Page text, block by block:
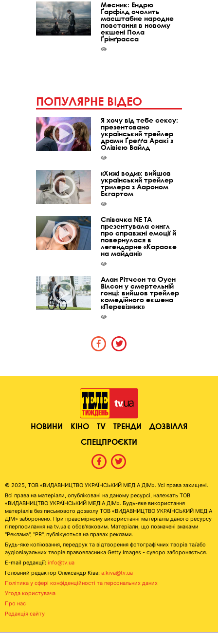
Месник: Ендрю
Ґарфілд очолить
масштабне народне
повстання в новому
екшені Пола
Ґрінґрасса
ПОПУЛЯРНЕ ВІДЕО
Я хочу від тебе сексу:
презентовано
український трейлер
драми Ґреґґа Аракі з
Олівією Вайлд
«Хижі води»: вийшов
український трейлер
трилера з Аароном
Екгартом
Співачка NE TA
презентувала сингл
про справжні емоції й
повернулася в
легендарне «Караоке
на майдані»
Алан Рітчсон та Оуен
Вілсон у смертельній
гонці: вийшов трейлер
комедійного екшена
«Перевізник»
НОВИНИ КІНО TV ТРЕНДИ
ДОЗВІЛЛЯ
СПЕЦПРОЄКТИ
© 2025, ТОВ «ВИДАВНИЦТВО УКРАЇНСЬКИЙ МЕДІА ДІМ». Усі права захищені.
Всі права на матеріали, опубліковані на даному ресурсі, належать ТОВ
«ВИДАВНИЦТВО УКРАЇНСЬКИЙ МЕДІА ДІМ». Будь-яке використання
матеріалів без письмового дозволу ТОВ «ВИДАВНИЦТВО УКРАЇНСЬКИЙ МЕДІА
ДІМ» заборонено. При правомірному використанні матеріалів даного ресурсу
гіперпосилання на tv.ua є обов'язковим. Матеріали, що позначені знаками
"Реклама", "PR", публікуються на правах реклами.
Будь-яке копіювання, передрук та відтворення фотографічних творів та/або
аудіовізуальних творів правовласника Getty Images - суворо забороняється.
E-mail редакції: info@tv.ua
Головний редактор Олександр Ківа: a.kiva@tv.ua
Політика у сфері конфіденційності та персональних даних
Угода користувача
Про нас
Редакція сайту